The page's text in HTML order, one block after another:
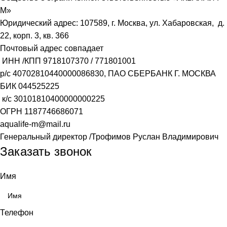
М»
Юридический адрес: 107589, г. Москва, ул. Хабаровская, д.
22, корп. 3, кв. 366
Почтовый адрес совпадает
ИНН /КПП 9718107370 /771801001
р/с 40702810440000086830, ПАО СБЕРБАНК Г. МОСКВА
БИК 044525225
к/с 30101810400000000225
ОГРН 1187746686071
aqualife-m@mail.ru
Генеральный директор /Трофимов Руслан Владимирович
Заказать звонок
Имя
Телефон